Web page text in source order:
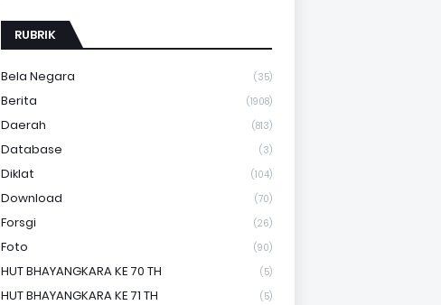
RUBRIK
Bela Negara (35)
Berita (1908)
Daerah (813)
Database (3)
Diklat (104)
Download (70)
Forsgi (26)
Foto (90)
HUT BHAYANGKARA KE 70 TH (5)
HUT BHAYANGKARA KE 71 TH (5)